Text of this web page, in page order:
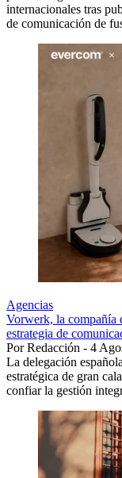
internacionales tras
de comunicación de
Agencias
Vorwerk, la compañía
estrategia de
Por Redacción - 4
La delegación
estratégica de gran
confiar la gestión